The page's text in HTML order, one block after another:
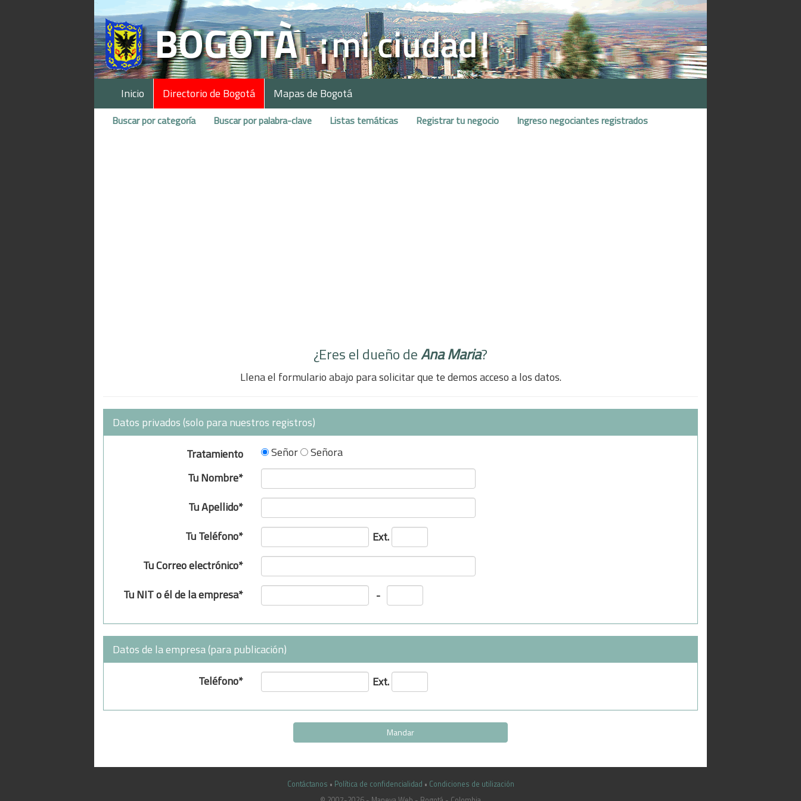
Inicio Directorio de Bogotá Mapas de Bogotá
Buscar por categoría Buscar por palabra-clave Listas temáticas Registrar tu negocio Ingreso negociantes registrados
¿Eres el dueño deAna Maria?
Llena el formulario abajo para solicitar que te demos acceso a los datos.
Datos privados (solo para nuestros registros)
Tratamiento
Señor
Señora
Tu Nombre*
Tu Apellido*
Tu Teléfono*
Ext.
Tu Correo electrónico*
Tu NIT o él de la empresa*
-
Datos de la empresa (para publicación)
Teléfono*
Ext.
Contáctanos • Política de confidencialidad • Condiciones de utilización